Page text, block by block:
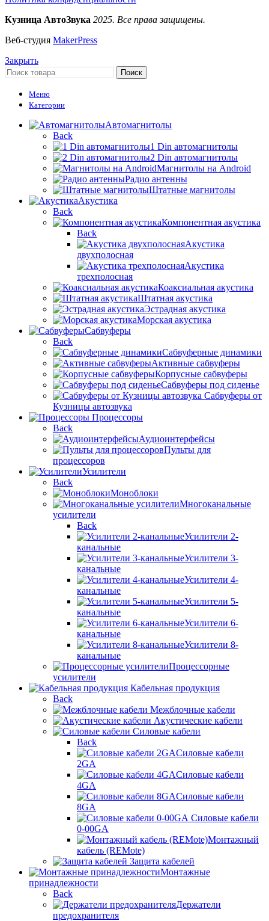
Кузница АвтоЗвука 2025. Все права защищены.
Веб-студия MakerPress
Закрыть
Поиск
Меню
Категории
Автомагнитолы
Back
1 Din автомагнитолы
2 Din автомагнитолы
Магнитолы на Android
Радио антенны
Штатные магнитолы
Акустика
Back
Компонентная акустика
Back
Акустика
двухполосная
Акустика
трехполосная
Коаксиальная акустика
Штатная акустика
Эстрадная акустика
Морская акустика
Сабвуферы
Back
Сабвуферные динамики
Активные сабвуферы
Корпусные сабвуферы
Сабвуферы под сиденье
Сабвуферы от
Кузницы автозвука
Процессоры
Back
Аудиоинтерфейсы
Пульты для
процессоров
Усилители
Back
Моноблоки
Многоканальные
усилители
Back
Усилители 2-
канальные
Усилители 3-
канальные
Усилители 4-
канальные
Усилители 5-
канальные
Усилители 6-
канальные
Усилители 8-
канальные
Процессорные
усилители
Кабельная продукция
Back
Межблочные кабели
Акустические кабели
Силовые кабели
Back
Силовые кабели
2GA
Силовые кабели
4GA
Силовые кабели
8GA
Силовые кабели
0-00GA
Монтажный
кабель (REMote)
Защита кабелей
Монтажные
принадлежности
Back
Держатели
предохранителя